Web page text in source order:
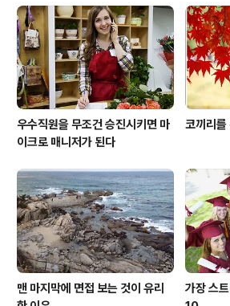
이클 선수를 대상으로 한 조사이긴 하지만, 우리가 평
각했던 얼굴의 매력과 일의 성과 간의 상관관계를 재고
도록 만들어 줍니다. 취리히 대학교의 진화학자인 에리
포스트마(Erik Postma)는 여성이..
우수직원을 무조건 승진시키면 마
이크로 매니저가 된다
코끼리를
맨 마지막에 면접 보는 것이 유리
가장 스